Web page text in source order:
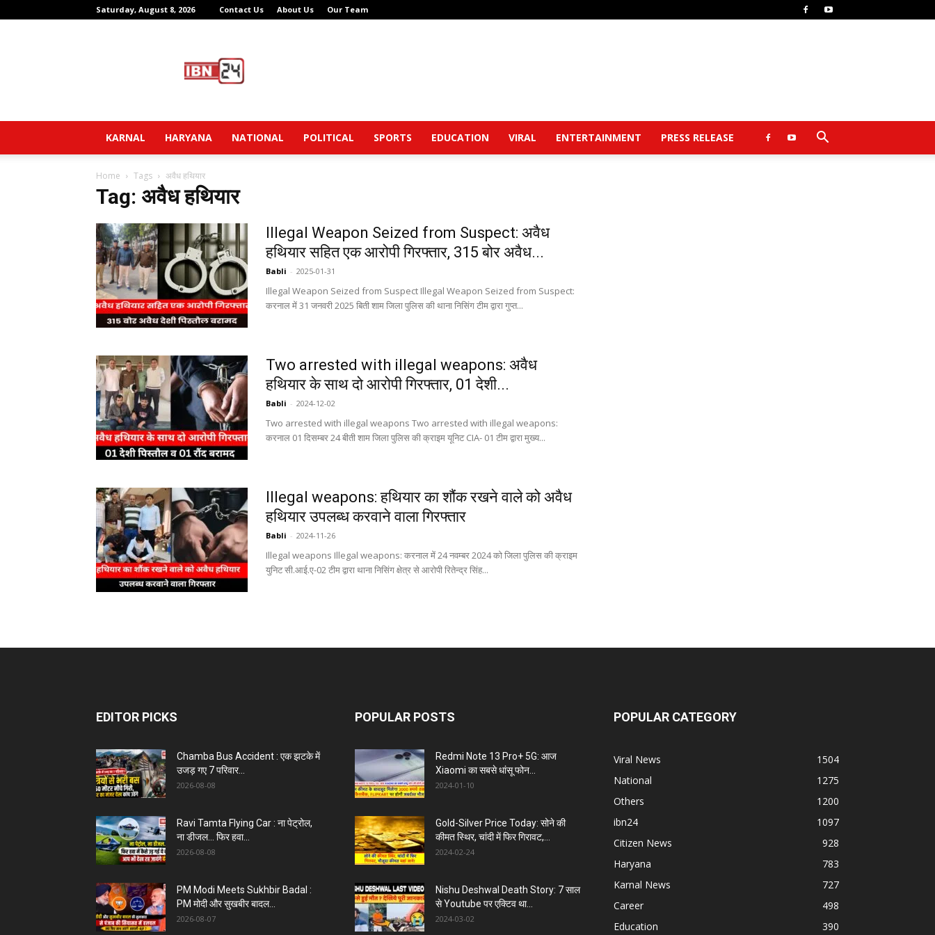
Saturday, August 8, 2026 Contact Us About Us Our Team
News
Network
KARNAL HARYANA NATIONAL POLITICAL SPORTS EDUCATION VIRAL ENTERTAINMENT PRESS RELEASE
Home Tags अवैध हथियार
Tag: अवैध हथियार
Illegal Weapon Seized from Suspect: अवैध
हथियार सहित एक आरोपी गिरफ्तार, 315 बोर अवैध...
Babli - 2025-01-31
Illegal Weapon Seized from Suspect Illegal Weapon Seized from Suspect:
करनाल में 31 जनवरी 2025 बिती शाम जिला पुलिस की थाना निसिंग टीम द्वारा गुप्त...
Two arrested with illegal weapons: अवैध
हथियार के साथ दो आरोपी गिरफ्तार, 01 देशी...
Babli - 2024-12-02
Two arrested with illegal weapons Two arrested with illegal weapons:
करनाल 01 दिसम्बर 24 बीती शाम जिला पुलिस की क्राइम यूनिट CIA- 01 टीम द्वारा मुख्य...
Illegal weapons: हथियार का शौंक रखने वाले को अवैध
हथियार उपलब्ध करवाने वाला गिरफ्तार
Babli - 2024-11-26
Illegal weapons Illegal weapons: करनाल में 24 नवम्बर 2024 को जिला पुलिस की क्राइम
युनिट सी.आई.ए-02 टीम द्वारा थाना निसिंग क्षेत्र से आरोपी रितेन्द्र सिंह...
EDITOR PICKS
Chamba Bus Accident : एक झटके में
उजड़ गए 7 परिवार...
2026-08-08
Ravi Tamta Flying Car : ना पेट्रोल,
ना डीजल… फिर हवा...
2026-08-08
PM Modi Meets Sukhbir Badal :
PM मोदी और सुखबीर बादल...
2026-08-07
POPULAR POSTS
Redmi Note 13 Pro+ 5G: आज
Xiaomi का सबसे धांसू फोन...
2024-01-10
Gold-Silver Price Today: सोने की
कीमत स्थिर, चांदी में फिर गिरावट,...
2024-02-24
Nishu Deshwal Death Story: 7 साल
से Youtube पर एक्टिव था...
2024-03-02
POPULAR CATEGORY
Viral News
1504
National
1275
Others
1200
ibn24
1097
Citizen News
928
Haryana
783
Karnal News
727
Career
498
Education
390